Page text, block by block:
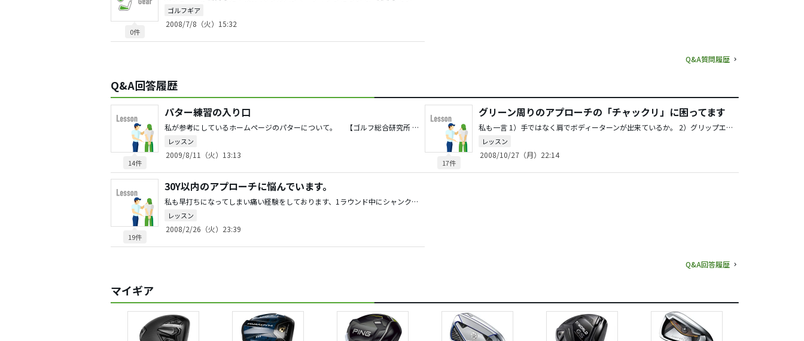
0件
ゴルフギア
2008/7/8（火）15:32
Q&A質問履歴
Q&A回答履歴
14件
パター練習の入り口
私が参考にしているホームページのパターについて。 【ゴルフ総合研究所 HM 】より パターが上達する3つの練習方法 ショートゲーム編 ゴルフレッスン 「パターが上達する3つの練習方法」 パターが上達する練習方法・・・ということで今回はご紹介したいと思います。 全英女子オープンの覇者、ロレーナ・オチョアをご存知でしょうか？彼女は5年連続で賞金女王の座に君臨し続けたアニカ・ソレンスタムを抜いて 06年に賞金女王の座についたゴルファーです。 そんな彼女は「私にとってゴルフはバーディをとるゲーム」と言ったことがあります。そしてパターの名手としても知られる彼女はパターの練習方法を3つ挙げているのです。 ロレーナ・オチョア：３つのパター練習方法 １）ストローク中に頭を動かさない 誰かにパターのストローク中に頭をおさえてもらいます。そして、インパクト 後もボールがあったスポットを2秒間見るようにします。 ストローク中に頭を動かさないことはそれだけ重要・・・ということを彼女は 指摘します。 ２）目を閉じる アドレスをとり、ストロークの直前に目を閉じて、そしてストロークします。 ロレーナ・オチョアはこんなことを言っています： 目を閉じてストロークし、腕の動きを感じ取る。腕の動きは遅いほど、安定したパットになります。さらに、目を閉じてパットすることは距離感を学ぶためにも最適の練習方法です。 Reference: How to be a Clutch Putter Lorena Ochoa Golfdigest magazine Sep 09 ３）両足をロックして行うパター練習 下半身をストローク中に安定させるために、両膝でやわらかいボールか 何かを挟んでストロークする練習をします。 私が注目したのは彼女が「腕の動きは遅いほど、安定したパットになります」 と指摘している点。これはストローク自体もそうですが、パターフェースに 神経を集中させている証拠だと私は思うのです。 以上 如何でしょうか。
レッスン
2009/8/11（火）13:13
17件
グリーン周りのアプローチの「チャックリ」に困ってます
私も一言 1）手ではなく肩でボディーターンが出来ているか。 2）グリップエンドがインパクトからフィニッシュにかけて自分のおへ そを指しているか。 3）右肩がインパクトのときに落ちていないか。 この3点がチェックできるときイメージ通りにラインが出せます、きっと。
レッスン
2008/10/27（月）22:14
19件
30Y以内のアプローチに悩んでいます。
私も早打ちになってしまい痛い経験をしております、1ラウンド中にシャンクのおまけまで・・・ 巧くスイングが出来ている時は肩を回すのでは無くボディースイングをしていると痛感しています。 本チャンはどうしても打ち気が先行するため右肩が突っ込んでしまいダフリに繋がってしまうと思っています。 練習は両腕と体が一緒に動かす練習器具を使い、シャフトエンドとへその距離を一定に保ちアドレス時の手首の角度を意識しインパクトをする事を心がけています、30Ｙ〜50Ｙは手首で打たない事がポイントだと思います。 体の回転と共に手首の角度を意識した乾いたインパクト音は何とも言えません。 最後に一定のリズムを作る工夫として、息を吐きながらトップを作る工夫が私にはあっているようで、本チャンでも呼吸が合わせられるようになって良い結果が得られています。 とても人事とは思えず投稿してしまいました、お互いに練習を楽しんでよい結果を出しましょう！
レッスン
2008/2/26（火）23:39
Q&A回答履歴
マイギア